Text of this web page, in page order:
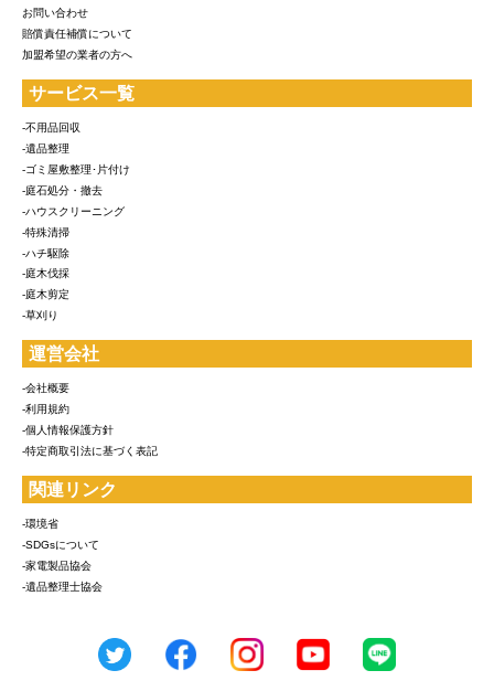
お問い合わせ
賠償責任補償について
加盟希望の業者の方へ
サービス一覧
-不用品回収
-遺品整理
-ゴミ屋敷整理･片付け
-庭石処分・撤去
-ハウスクリーニング
-特殊清掃
-ハチ駆除
-庭木伐採
-庭木剪定
-草刈り
運営会社
-会社概要
-利用規約
-個人情報保護方針
-特定商取引法に基づく表記
関連リンク
-環境省
-SDGsについて
-家電製品協会
-遺品整理士協会